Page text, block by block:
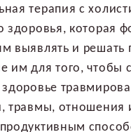
терапия с
здоровья, которая
выявлять и решать
им для того, чтобы
здоровье
травмы, отношения